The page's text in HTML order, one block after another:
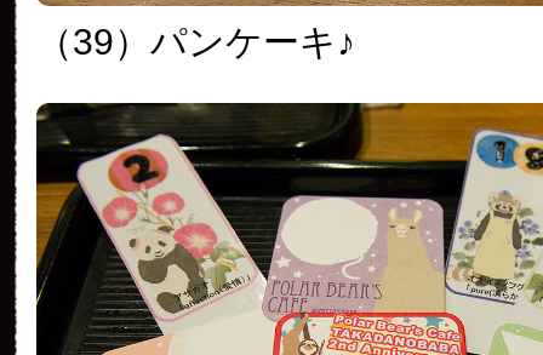
（39）パンケーキ♪